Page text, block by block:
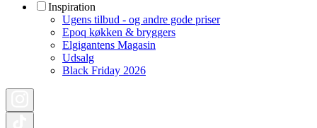
Inspiration
Ugens tilbud - og andre gode priser
Epoq køkken & bryggers
Elgigantens Magasin
Udsalg
Black Friday 2026